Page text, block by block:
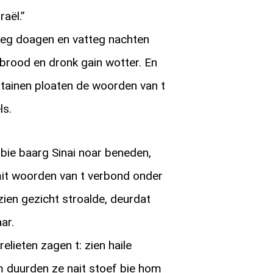
doagen en vatteg nachten
en dronk gain wotter. En
ploaten de woorden van t
baarg Sinai noar beneden,
woorden van t verbond onder
gezicht stroalde, deurdat
zagen t: zien haile
duurden ze nait stoef bie hom